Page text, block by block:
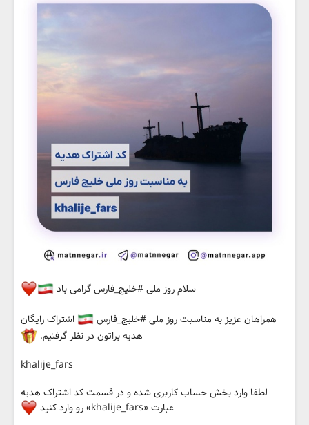
سلام روز ملی #خلیج_فارس گرامی باد
همراهان عزیز به مناسبت روز ملی #خلیج_فارس
اشتراک رایگان
هدیه براتون در نظر گرفتیم.
khalije_fars
لطفا وارد بخش حساب کاربری شده و در قسمت کد اشتراک هدیه
عبارت «khalije_fars» رو وارد کنید